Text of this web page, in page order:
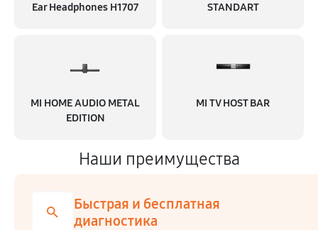
Ear Headphones H1707
STANDART
MI HOME AUDIO METAL
EDITION
MI TV HOST BAR
Наши преимущества
Быстрая и бесплатная
диагностика